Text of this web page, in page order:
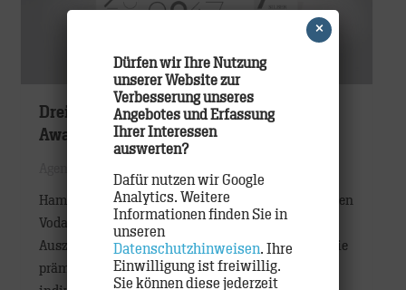
Dreifach Silber beim Annual Multimedia
Award 2017
Hamburg, Oktober 2016: Gemeinsam mit dem Kunden
Vodafone sichert TRACK sich gleich drei
Auszeichnungen bei der diesjährigen Verleihung. Die
prämierten Arbeiten bestachen durch kreative,
Dürfen wir Ihre Nutzung
unserer Website zur
Verbesserung unseres
Angebotes und Erfassung
Ihrer Interessen
auswerten?
Dafür nutzen wir Google
Analytics. Weitere
Informationen finden Sie in
unseren
Datenschutzhinweisen. Ihre
Einwilligung ist freiwillig.
Sie können diese jederzeit
×